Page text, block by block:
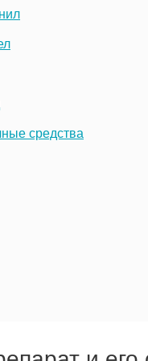
средства